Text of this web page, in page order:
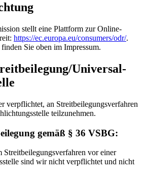
stellt eine Plattform zur Online-
https://ec.europa.eu/consumers/odr/.
Sie oben im Impressum.
Universal­
verpflichtet, an Streitbeilegungsverfahren
teilzunehmen.
gemäß § 36 VSBG:
Streitbeilegungsverfahren vor einer
sind wir nicht verpflichtet und nicht